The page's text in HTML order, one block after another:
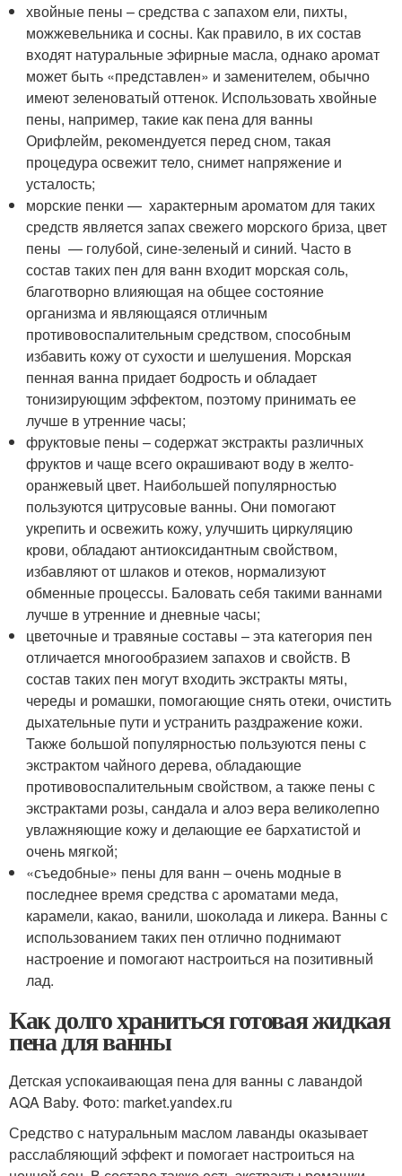
хвойные пены – средства с запахом ели, пихты,
можжевельника и сосны. Как правило, в их состав
входят натуральные эфирные масла, однако аромат
может быть «представлен» и заменителем, обычно
имеют зеленоватый оттенок. Использовать хвойные
пены, например, такие как пена для ванны
Орифлейм, рекомендуется перед сном, такая
процедура освежит тело, снимет напряжение и
усталость;
морские пенки — характерным ароматом для таких
средств является запах свежего морского бриза, цвет
пены — голубой, сине-зеленый и синий. Часто в
состав таких пен для ванн входит морская соль,
благотворно влияющая на общее состояние
организма и являющаяся отличным
противовоспалительным средством, способным
избавить кожу от сухости и шелушения. Морская
пенная ванна придает бодрость и обладает
тонизирующим эффектом, поэтому принимать ее
лучше в утренние часы;
фруктовые пены – содержат экстракты различных
фруктов и чаще всего окрашивают воду в желто-
оранжевый цвет. Наибольшей популярностью
пользуются цитрусовые ванны. Они помогают
укрепить и освежить кожу, улучшить циркуляцию
крови, обладают антиоксидантным свойством,
избавляют от шлаков и отеков, нормализуют
обменные процессы. Баловать себя такими ваннами
лучше в утренние и дневные часы;
цветочные и травяные составы – эта категория пен
отличается многообразием запахов и свойств. В
состав таких пен могут входить экстракты мяты,
череды и ромашки, помогающие снять отеки, очистить
дыхательные пути и устранить раздражение кожи.
Также большой популярностью пользуются пены с
экстрактом чайного дерева, обладающие
противовоспалительным свойством, а также пены с
экстрактами розы, сандала и алоэ вера великолепно
увлажняющие кожу и делающие ее бархатистой и
очень мягкой;
«съедобные» пены для ванн – очень модные в
последнее время средства с ароматами меда,
карамели, какао, ванили, шоколада и ликера. Ванны с
использованием таких пен отлично поднимают
настроение и помогают настроиться на позитивный
лад.
Как долго храниться готовая жидкая
пена для ванны
Детская успокаивающая пена для ванны с лавандой
AQA Baby. Фото: market.yandex.ru
Средство с натуральным маслом лаванды оказывает
расслабляющий эффект и помогает настроиться на